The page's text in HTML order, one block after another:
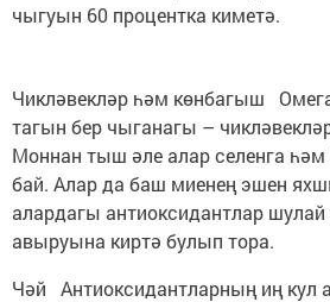
чыгуын 60 процентка киметә.
Чикләвекләр һәм көнбагыш
тагын бер чыганагы –
Моннан тыш әле алар селенга
бай. Алар да баш миенең эшен
алардагы антиоксидантлар шулай
авыруына киртә булып тора.
Чәй Антиоксидантларның иң кул